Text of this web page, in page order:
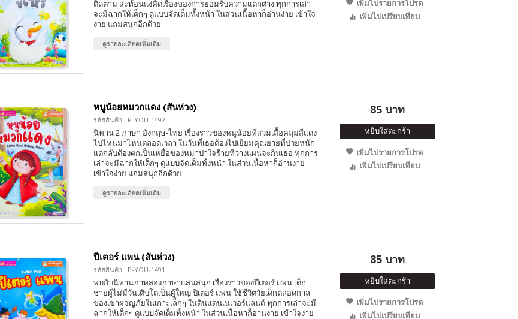
ติดตาม สะท้อนแง่คิดเรื่องของการยอมรับความแตกต่าง ทุกการเล่า
จะมีฉากให้เด็กๆ ดูแบบจัดเต็มทั้งหน้า ในส่วนเนื้อหาก็อ่านง่าย เข้าใจ
ง่าย แถมสนุกอีกด้วย
ดูรายละเอียดเพิ่มเติม
เพิ่มไปรายการโปรด
เพิ่มไปเปรียบเทียบ
หนูน้อยหมวกแดง (สันห่วง)
รหัสสินค้า : P-YOU-1492
นิทาน 2 ภาษา อังกฤษ-ไทย เรื่องราวของหนูน้อยที่สวมเสื้อคลุมสีแดง
ไปไหนมาไหนตลอดเวลา ในวันที่เธอต้องไปเยี่ยมคุณยายที่ป่วยหนัก
แต่กลับต้องตกเป็นเหยื่อของหมาป่าใจร้ายที่วางแผนจะกินเธอ ทุกการ
เล่าจะมีฉากให้เด็กๆ ดูแบบจัดเต็มทั้งหน้า ในส่วนเนื้อหาก็อ่านง่าย
เข้าใจง่าย แถมสนุกอีกด้วย
ดูรายละเอียดเพิ่มเติม
85 บาท
หยิบใส่ตะกร้า
เพิ่มไปรายการโปรด
เพิ่มไปเปรียบเทียบ
ปีเตอร์ แพน (สันห่วง)
รหัสสินค้า : P-YOU-1491
พบกับนิทานภาพสองภาษาแสนสนุก เรื่องราวของปีเตอร์ แพน เด็ก
ชายผู้ไม่มีวันเติบโตเป็นผู้ใหญ่ ปีเตอร์ แพน ใช้ชีวิตวัยเด็กตลอดกาล
ของเขาผจญภัยในเกาะเล็กๆ ในดินแดนเนเวอร์แลนด์ ทุกการเล่าจะมี
ฉากให้เด็กๆ ดูแบบจัดเต็มทั้งหน้า ในส่วนเนื้อหาก็อ่านง่าย เข้าใจง่าย
85 บาท
หยิบใส่ตะกร้า
เพิ่มไปรายการโปรด
เพิ่มไปเปรียบเทียบ